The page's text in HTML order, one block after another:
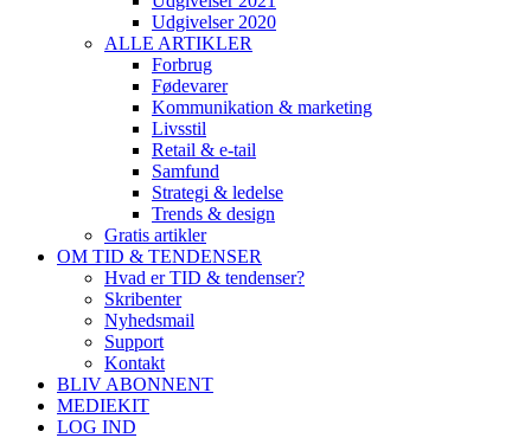
Udgivelser 2020
ALLE ARTIKLER
Forbrug
Fødevarer
Kommunikation & marketing
Livsstil
Retail & e-tail
Samfund
Strategi & ledelse
Trends & design
Gratis artikler
OM TID & TENDENSER
Hvad er TID & tendenser?
Skribenter
Nyhedsmail
Support
Kontakt
BLIV ABONNENT
MEDIEKIT
LOG IND